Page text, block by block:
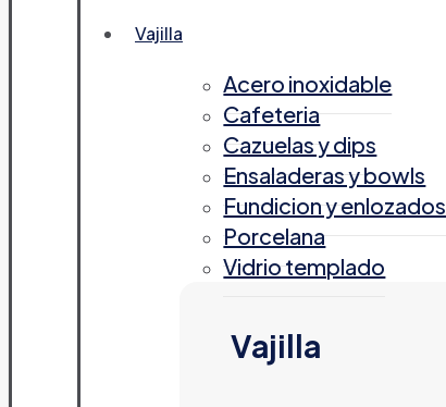
Vajilla
Acero inoxidable
Cafeteria
Cazuelas y dips
Ensaladeras y bowls
Fundicion y enlozados
Porcelana
Vidrio templado
Vajilla